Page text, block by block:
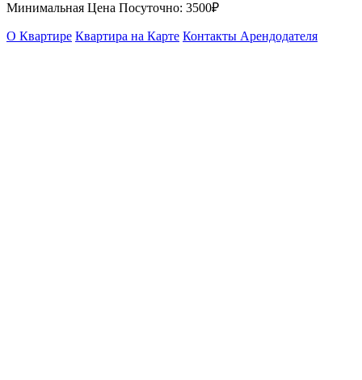
Минимальная Цена Посуточно: 3500₽
О Квартире Квартира на Карте Контакты Арендодателя